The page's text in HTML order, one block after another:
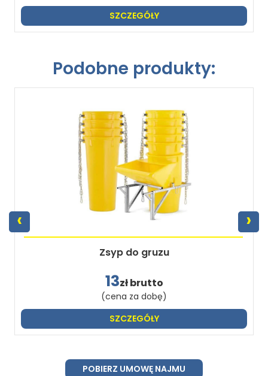
SZCZEGÓŁY
Podobne produkty:
Zsyp do gruzu
13zł brutto
(cena za dobę)
SZCZEGÓŁY
‹ ›
POBIERZ UMOWĘ NAJMU